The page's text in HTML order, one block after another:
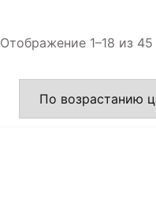
Отображение 1–18 из 45